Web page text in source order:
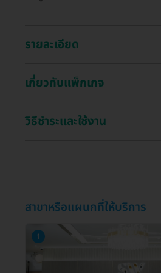
รายละเอียด
เกี่ยวกับแพ็กเกจ
วิธีชำระและใช้งาน
สาขาหรือแผนกที่ให้บริการ
1